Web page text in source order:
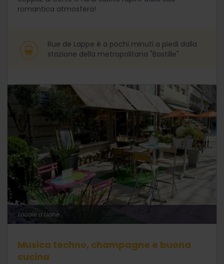
romantica atmosfera!
Rue de Lappe è a pochi minuti a piedi dalla
stazione della metropolitana "Bastille".
Locale a Lione
Musica techno, champagne e buona
cucina